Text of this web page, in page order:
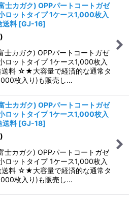
士カガク) OPPパートコートガゼ
ロットタイプ 1ケース1,000枚入
送料 [GJ-16]
士カガク) OPPパートコートガゼ
ロットタイプ 1ケース1,000枚入
送料 ☆★大容量で経済的な通常タ
枚入り)も販売し…
士カガク) OPPパートコートガゼ
ロットタイプ 1ケース1,000枚入
送料 [GJ-18]
士カガク) OPPパートコートガゼ
ロットタイプ 1ケース1,000枚入
送料 ☆★大容量で経済的な通常タ
枚入り)も販売し…